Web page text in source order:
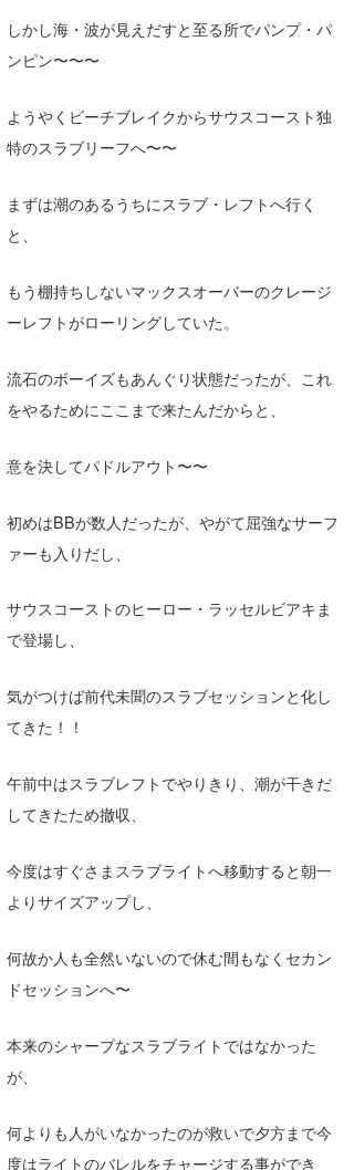
しかし海・波が見えだすと至る所でパンプ・パ
ンピン〜〜〜
ようやくビーチブレイクからサウスコースト独
特のスラブリーフへ〜〜
まずは潮のあるうちにスラブ・レフトへ行く
と、
もう棚持ちしないマックスオーバーのクレージ
ーレフトがローリングしていた。
流石のボーイズもあんぐり状態だったが、これ
をやるためにここまで来たんだからと、
意を決してパドルアウト〜〜
初めはBBが数人だったが、やがて屈強なサーフ
ァーも入りだし、
サウスコーストのヒーロー・ラッセルビアキま
で登場し、
気がつけば前代未聞のスラブセッションと化し
てきた！！
午前中はスラブレフトでやりきり、潮が干きだ
してきたため撤収、
今度はすぐさまスラブライトへ移動すると朝一
よりサイズアップし、
何故か人も全然いないので休む間もなくセカン
ドセッションへ〜
本来のシャープなスラブライトではなかった
が、
何よりも人がいなかったのが救いで夕方まで今
度はライトのバレルをチャージする事ができ
Yasunari Inoue
Yoshiyuki Obata
arukasvision
DELTA FORCE SURF
CBA Films
Colors MAGAZINE
WAVAL
福島寿実子
中浦“JET”章
嵯峨明日香
進士剛光
田原啓江
NOBUFUKU
喜納海人
波伝説スタッフ
☆加藤
+☆maki☆+
Aichan
chan-U
G◎Da
KID
KY
MIN
mitz
OYZ
Soulman
waka☆=
たっちー
まっきー
上條将美
波伝説